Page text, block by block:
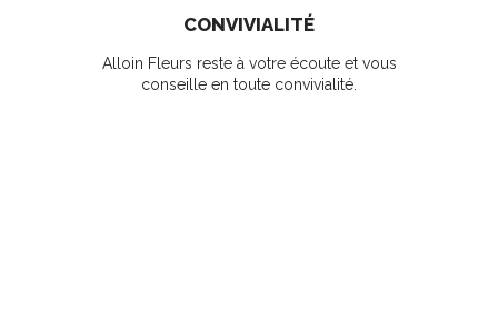
CONVIVIALITÉ
Alloin Fleurs reste à votre écoute et vous
conseille en toute convivialité.